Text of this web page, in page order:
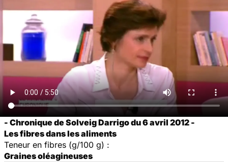
- Chronique de Solveig Darrigo du 6 avril 2012 -
Les fibres dans les aliments
Teneur en fibres (g/100 g) :
Graines oléagineuses